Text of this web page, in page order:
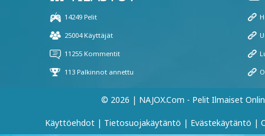
© 2026 | NAJOX.com - Pelit Ilmaiset
Käyttöehdot | Tietosuojakäytäntö | Evästekäytäntö |